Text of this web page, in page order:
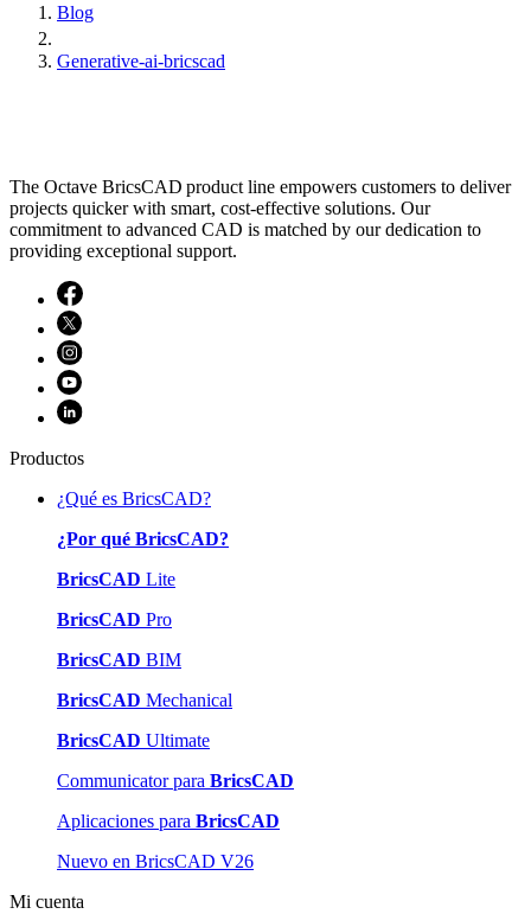
Blog
Generative-ai-bricscad
The Octave BricsCAD product line empowers customers to deliver
projects quicker with smart, cost-effective solutions. Our
commitment to advanced CAD is matched by our dedication to
providing exceptional support.
Productos
¿Qué es BricsCAD?
¿Por qué BricsCAD?
BricsCAD Lite
BricsCAD Pro
BricsCAD BIM
BricsCAD Mechanical
BricsCAD Ultimate
Communicator para BricsCAD
Aplicaciones para BricsCAD
Nuevo en BricsCAD V26
Mi cuenta